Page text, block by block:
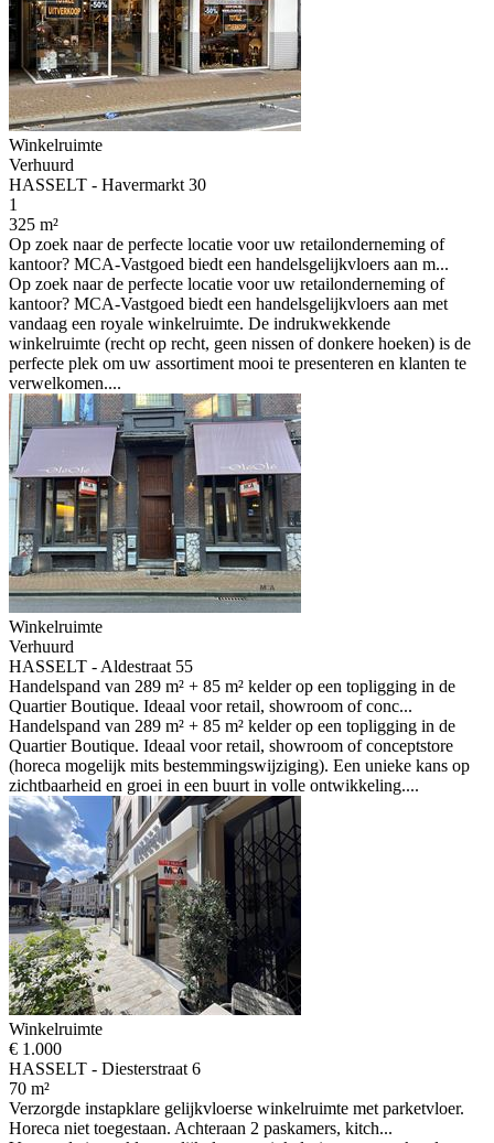
Winkelruimte
Verhuurd
HASSELT - Havermarkt 30
1
325 m²
Op zoek naar de perfecte locatie voor uw retailonderneming of
kantoor? MCA-Vastgoed biedt een handelsgelijkvloers aan m...
Op zoek naar de perfecte locatie voor uw retailonderneming of
kantoor? MCA-Vastgoed biedt een handelsgelijkvloers aan met
vandaag een royale winkelruimte. De indrukwekkende
winkelruimte (recht op recht, geen nissen of donkere hoeken) is de
perfecte plek om uw assortiment mooi te presenteren en klanten te
verwelkomen....
Winkelruimte
Verhuurd
HASSELT - Aldestraat 55
Handelspand van 289 m² + 85 m² kelder op een topligging in de
Quartier Boutique. Ideaal voor retail, showroom of conc...
Handelspand van 289 m² + 85 m² kelder op een topligging in de
Quartier Boutique. Ideaal voor retail, showroom of conceptstore
(horeca mogelijk mits bestemmingswijziging). Een unieke kans op
zichtbaarheid en groei in een buurt in volle ontwikkeling....
Winkelruimte
€ 1.000
HASSELT - Diesterstraat 6
70 m²
Verzorgde instapklare gelijkvloerse winkelruimte met parketvloer.
Horeca niet toegestaan. Achteraan 2 paskamers, kitch...